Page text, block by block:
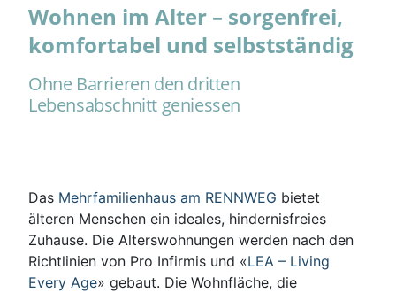
Wohnen im Alter – sorgenfrei,
komfortabel und selbstständig
Ohne Barrieren den dritten
Lebensabschnitt geniessen
Das Mehrfamilienhaus am RENNWEG bietet
älteren Menschen ein ideales, hindernisfreies
Zuhause. Die Alterswohnungen werden nach den
Richtlinien von Pro Infirmis und «LEA – Living
Every Age» gebaut. Die Wohnfläche, die